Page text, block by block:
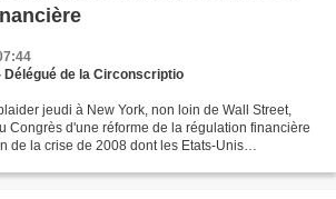
Délégué de la Circonscriptio
jeudi à New York, non loin de Wall Street,
Congrès d'une réforme de la régulation financière
de la crise de 2008 dont les Etats-Unis